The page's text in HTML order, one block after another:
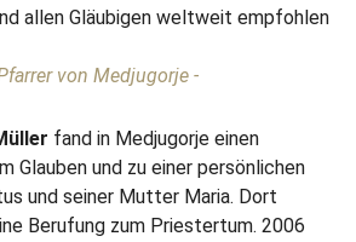
allen Gläubigen weltweit empfohlen
von Medjugorje -
fand in Medjugorje einen
Glauben und zu einer persönlichen
und seiner Mutter Maria. Dort
Berufung zum Priestertum. 2006